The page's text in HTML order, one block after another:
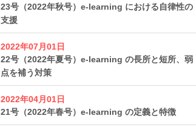
23号（2022年秋号）e-learning における自律性の
支援
2022年07月01日
22号（2022年夏号）e-learning の長所と短所、弱
点を補う対策
2022年04月01日
21号（2022年春号）e-learning の定義と特徴